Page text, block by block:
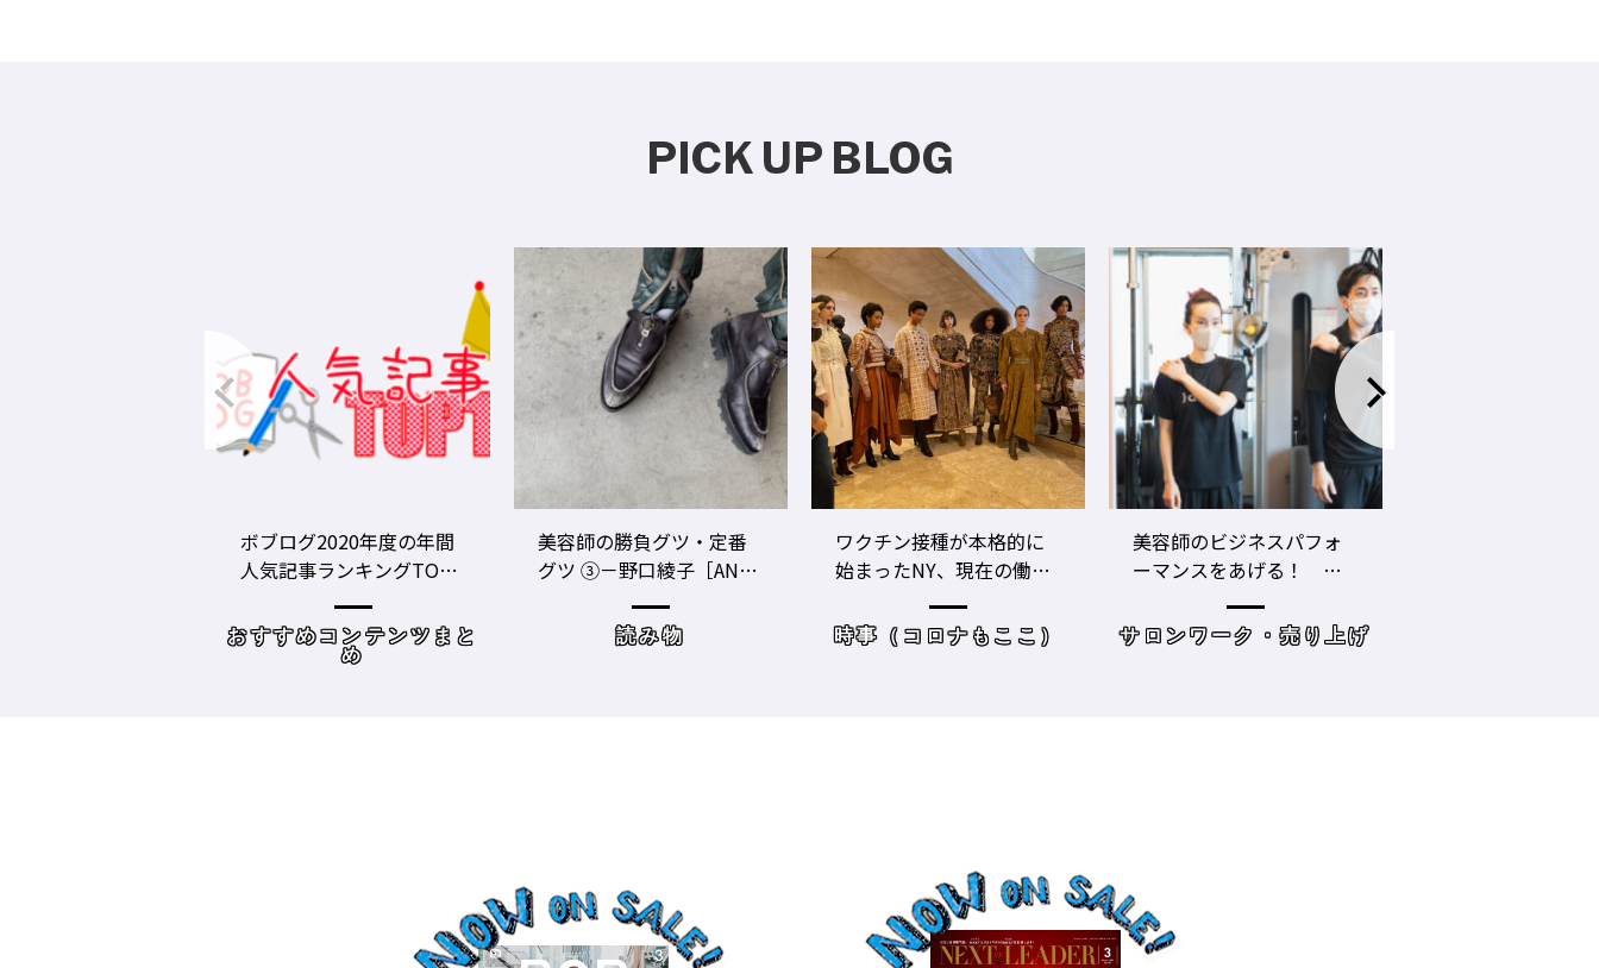
PICK UP BLOG
美容師の勝負グツ・定番
グツ ③－野口綾子［AND
THE BRICKS（アンドザブ
リックス）／神奈川県鎌
倉市］の場合－
読み物
ワクチン接種が本格的に
始まったNY、現在の働き
方＆街の様子
時事（コロナもここ）
美容師のビジネスパフォ
ーマンスをあげる！ ト
レーニングジムに潜入
サロンワーク・売り上げ
LECO内田聡一郎×gricoエ
ザキヨシタカ 『2021年
の目標10』
読み物